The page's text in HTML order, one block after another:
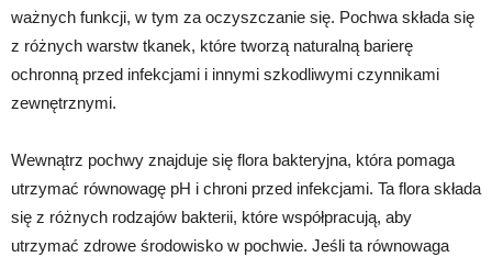
ważnych funkcji, w tym za oczyszczanie się. Pochwa składa się
z różnych warstw tkanek, które tworzą naturalną barierę
ochronną przed infekcjami i innymi szkodliwymi czynnikami
zewnętrznymi.
Wewnątrz pochwy znajduje się flora bakteryjna, która pomaga
utrzymać równowagę pH i chroni przed infekcjami. Ta flora składa
się z różnych rodzajów bakterii, które współpracują, aby
utrzymać zdrowe środowisko w pochwie. Jeśli ta równowaga